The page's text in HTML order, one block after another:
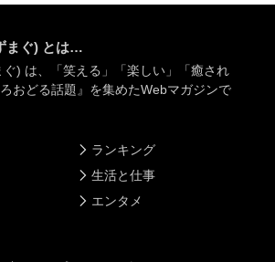
まぐ) とは…
) は、「笑える」「楽しい」「癒され
おどる話題』を集めたWebマガジンで
ランキング
生活と仕事
エンタメ